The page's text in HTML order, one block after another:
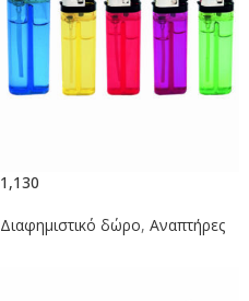
1,130
Διαφημιστικό δώρο, Αναπτήρες